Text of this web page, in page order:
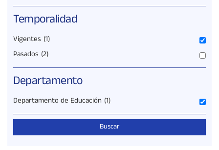
Temporalidad
Vigentes (1)
Pasados (2)
Departamento
Departamento de Educación (1)